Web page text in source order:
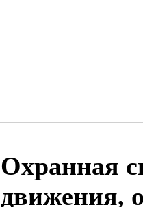
Охранная
движения,